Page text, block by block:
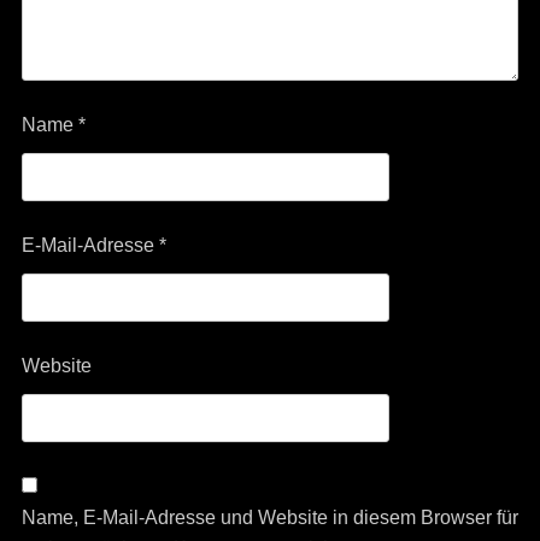
Name *
E-Mail-Adresse *
Website
Name, E-Mail-Adresse und Website in diesem Browser für